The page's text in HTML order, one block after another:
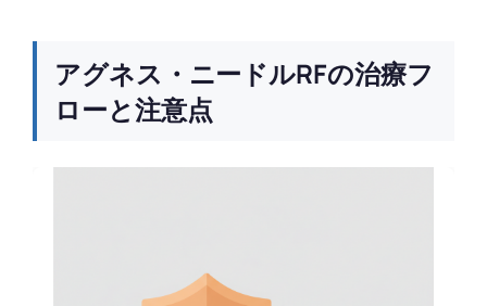
アグネス・ニードルRFの治療フ
ローと注意点